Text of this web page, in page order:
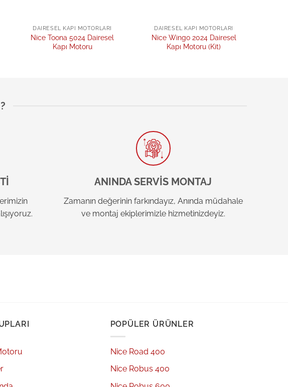
DAIRESEL KAPI MOTORLARI
Nice Toona 5024 Dairesel
Kapı Motoru
DAIRESEL KAPI MOTORLARI
Nice Wingo 2024 Dairesel
Kapı Motoru (Kit)
ANINDA SERVİS MONTAJ
Zamanın değerinin farkındayız, Anında müdahale
ve montaj ekiplerimizle hizmetinizdeyiz.
POPÜLER ÜRÜNLER
Nice Road 400
Nice Robus 400